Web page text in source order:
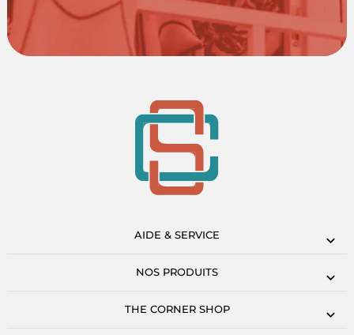
AIDE & SERVICE
NOS PRODUITS
THE CORNER SHOP